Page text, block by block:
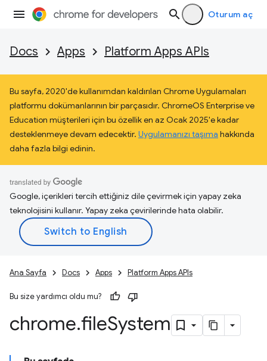
Oturum aç
Docs Apps Platform Apps APIs
Bu sayfa, 2020'de kullanımdan kaldırılan Chrome Uygulamaları
platformu dokümanlarının bir parçasıdır. ChromeOS Enterprise ve
Education müşterileri için bu özellik en az Ocak 2025'e kadar
desteklenmeye devam edecektir. Uygulamanızı taşıma hakkında
daha fazla bilgi edinin.
Google, içerikleri tercih ettiğiniz dile çevirmek için yapay zeka
teknolojisini kullanır. Yapay zeka çevirilerinde hata olabilir.
Ana Sayfa Docs Apps Platform Apps APIs
Bu size yardımcı oldu mu?
chrome.fileSystem